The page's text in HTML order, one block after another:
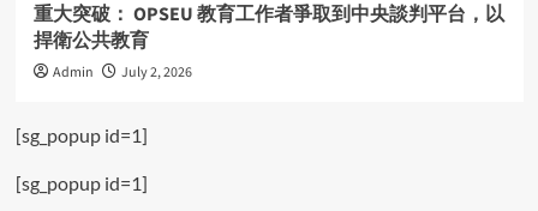
重大突破： OPSEU 教育工作者爭取到中央談判平台，以
捍衛公共教育
Admin July 2, 2026
[sg_popup id=1]
[sg_popup id=1]